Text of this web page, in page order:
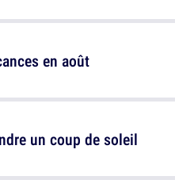
en août
un coup de soleil